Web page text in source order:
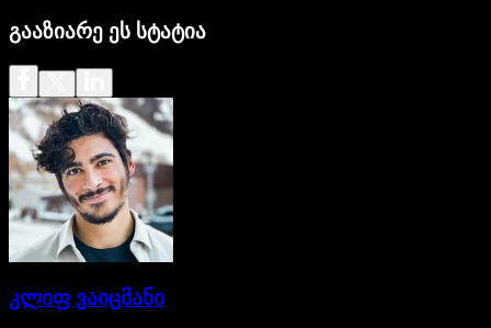
გააზიარე ეს სტატია
კლიფ ვაიცმანი